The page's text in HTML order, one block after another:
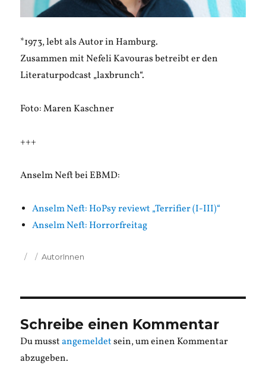
*1973, lebt als Autor in Hamburg.
Zusammen mit Nefeli Kavouras betreibt er den
Literaturpodcast „laxbrunch“.
Foto: Maren Kaschner
+++
Anselm Neft bei EBMD:
Anselm Neft: HoPsy reviewt „Terrifier (I-III)“
Anselm Neft: Horrorfreitag
Veröffentlicht
Kategorien
AutorInnen
Schreibe einen Kommentar
Du musstangemeldetsein, um einen Kommentar
abzugeben.